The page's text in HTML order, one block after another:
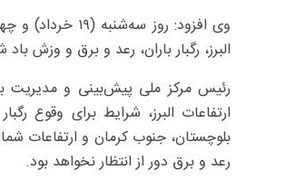
البرز، رگبار باران، رعد و برق و وزش
ارتفاعات البرز، شرایط برای
بلوچستان، جنوب کرمان و ارتفاعات
رعد و برق دور از انتظار نخواهد بود.